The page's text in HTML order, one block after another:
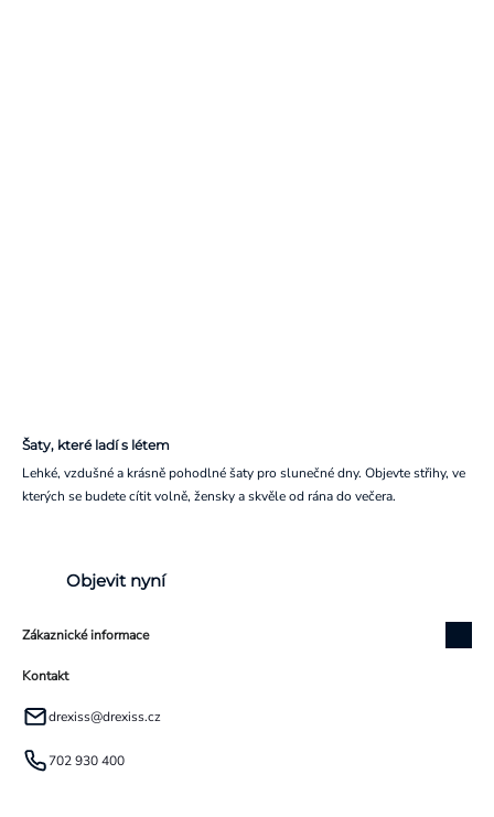
Šaty, které ladí s létem
Lehké, vzdušné a krásně pohodlné šaty pro slunečné dny. Objevte střihy, ve
kterých se budete cítit volně, žensky a skvěle od rána do večera.
Objevit nyní
Zákaznické informace
Kontakt
drexiss@drexiss.cz
702 930 400